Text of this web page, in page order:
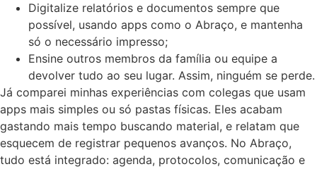
Digitalize relatórios e documentos sempre que
possível, usando apps como o Abraço, e mantenha
só o necessário impresso;
Ensine outros membros da família ou equipe a
devolver tudo ao seu lugar. Assim, ninguém se perde.
Já comparei minhas experiências com colegas que usam
apps mais simples ou só pastas físicas. Eles acabam
gastando mais tempo buscando material, e relatam que
esquecem de registrar pequenos avanços. No Abraço,
tudo está integrado: agenda, protocolos, comunicação e